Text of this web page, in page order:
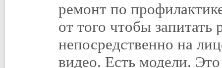
ремонт по
от того чтобы
непосредственно на
видео. Есть модели.